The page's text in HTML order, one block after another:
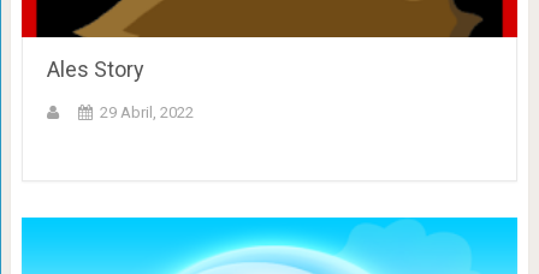
Ales Story
29 Abril, 2022